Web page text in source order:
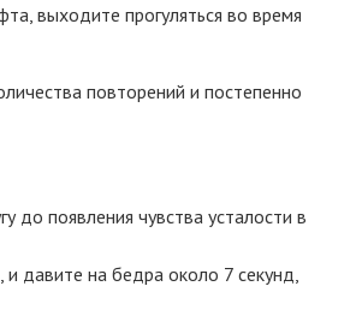
выходите прогуляться во время
повторений и постепенно
до появления чувства усталости в
давите на бедра около 7 секунд,